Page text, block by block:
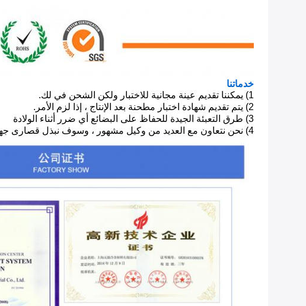
خدماتنا
1)
يمكننا تقديم عينة مجانية للاختبار ولكن الشحن في لك.
2)
يتم تقديم شهادة اختبار مطحنة بعد الإنتاج ، إذا لزم الأمر.
3) طرق التعبئة الجيدة للحفاظ على البضائع أي ضرر أثناء الولادة
4) نحن نتعاون مع العديد من وكيل مشهور ، وسوف نبذل قصارى